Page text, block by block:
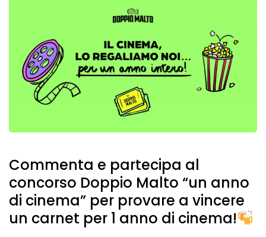
Commenta e partecipa al
concorso Doppio Malto “un anno
di cinema” per provare a vincere
un carnet per 1 anno di cinema!